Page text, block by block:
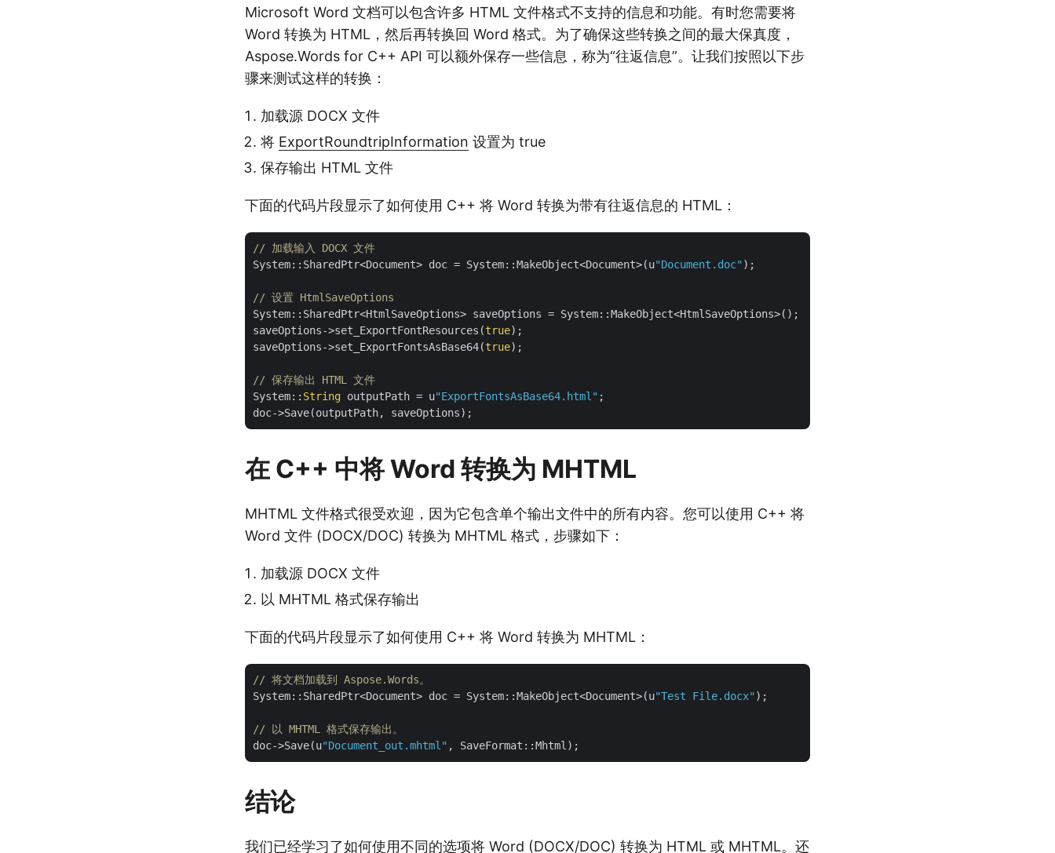
Microsoft Word 文档可以包含许多 HTML 文件格式不支持的信息和功能。有时您需要将
Word 转换为 HTML，然后再转换回 Word 格式。为了确保这些转换之间的最大保真度，
Aspose.Words for C++ API 可以额外保存一些信息，称为“往返信息”。让我们按照以下步
骤来测试这样的转换：
加载源 DOCX 文件
将 ExportRoundtripInformation 设置为 true
保存输出 HTML 文件
下面的代码片段显示了如何使用 C++ 将 Word 转换为带有往返信息的 HTML：
// 加载输入 DOCX 文件
System::SharedPtr<Document> doc = System::MakeObject<Document>(u"Document.doc" );
// 设置 HtmlSaveOptions
System::SharedPtr<HtmlSaveOptions> saveOptions = System::MakeObject<HtmlSaveOptions>();
saveOptions->set_ExportFontResources(true);
saveOptions->set_ExportFontsAsBase64(true);
// 保存输出 HTML 文件
System:: String outputPath = u"ExportFontsAsBase64.html" ;
在 C++ 中将 Word 转换为 MHTML
MHTML 文件格式很受欢迎，因为它包含单个输出文件中的所有内容。您可以使用 C++ 将
Word 文件 (DOCX/DOC) 转换为 MHTML 格式，步骤如下：
加载源 DOCX 文件
以 MHTML 格式保存输出
下面的代码片段显示了如何使用 C++ 将 Word 转换为 MHTML：
// 将文档加载到 Aspose.Words。
System::SharedPtr<Document> doc = System::MakeObject<Document>(u"Test File.docx" );
// 以 MHTML 格式保存输出。
doc->Save(u"Document_out.mhtml"
结论
我们已经学习了如何使用不同的选项将 Word (DOCX/DOC) 转换为 HTML 或 MHTML。还